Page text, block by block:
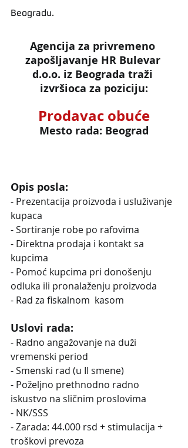
Beogradu.
Agencija za privremeno
zapošljavanje HR Bulevar
d.o.o. iz Beograda traži
izvršioca za poziciju:
Prodavac obuće
Mesto rada: Beograd
Opis posla:
- Prezentacija proizvoda i usluživanje
kupaca
- Sortiranje robe po rafovima
- Direktna prodaja i kontakt sa
kupcima
- Pomoć kupcima pri donošenju
odluka ili pronalaženju proizvoda
- Rad za fiskalnom  kasom
Uslovi rada:
- Radno angažovanje na duži
vremenski period
- Smenski rad (u II smene)
- Poželjno prethnodno radno
iskustvo na sličnim proslovima
- NK/SSS
- Zarada: 44.000 rsd + stimulacija +
troškovi prevoza